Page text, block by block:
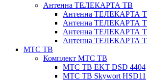
Антенна ТЕЛЕКАРТА ТВ
Антенна ТЕЛЕКАРТА
Антенна ТЕЛЕКАРТА
Антенна ТЕЛЕКАРТА
Антенна ТЕЛЕКАРТА
МТС ТВ
Комплект МТС ТВ
МТС ТВ EKT DSD 4404
МТС ТВ Skywort HSD11